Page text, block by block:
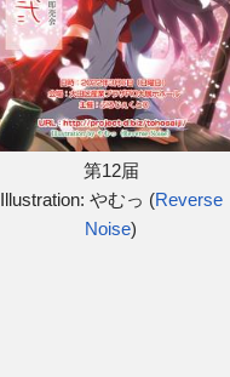
第12届
Illustration: やむっ (Reverse
Noise)